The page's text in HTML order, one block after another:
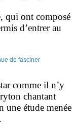
qui ont composé
d’entrer au
comme il n’y
chantant
une étude menée